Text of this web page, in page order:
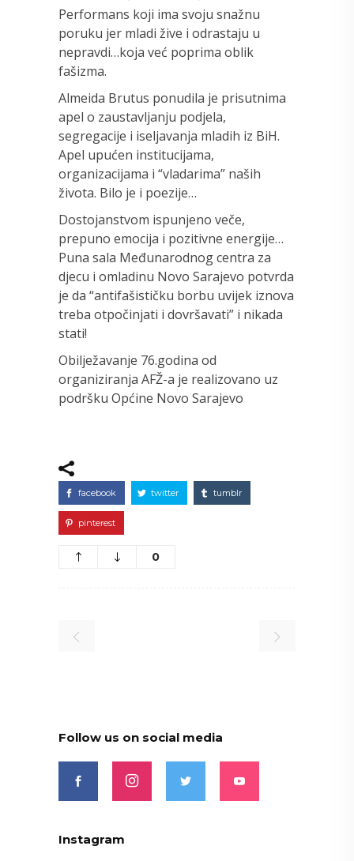
Performans koji ima svoju snažnu
poruku jer mladi žive i odrastaju u
nepravdi…koja već poprima oblik
fašizma.
Almeida Brutus ponudila je prisutnima
apel o zaustavljanju podjela,
segregacije i iseljavanja mladih iz BiH.
Apel upućen institucijama,
organizacijama i “vladarima” naših
života. Bilo je i poezije…
Dostojanstvom ispunjeno veče,
prepuno emocija i pozitivne energije…
Puna sala Međunarodnog centra za
djecu i omladinu Novo Sarajevo potvrda
je da “antifašističku borbu uvijek iznova
treba otpočinjati i dovršavati” i nikada
stati!
Obilježavanje 76.godina od
organiziranja AFŽ-a je realizovano uz
podršku Općine Novo Sarajevo
facebook twitter tumblr
pinterest
0
Follow us on social media
Instagram